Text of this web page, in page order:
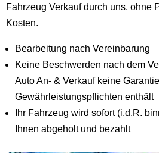
Fahrzeug Verkauf durch uns, ohne
Kosten.
Bearbeitung nach Vereinbarung
Keine Beschwerden nach dem
Auto An- & Verkauf keine
Gewährleistungspflichten enthält
Ihr Fahrzeug wird sofort (i.d.R.
Ihnen abgeholt und bezahlt